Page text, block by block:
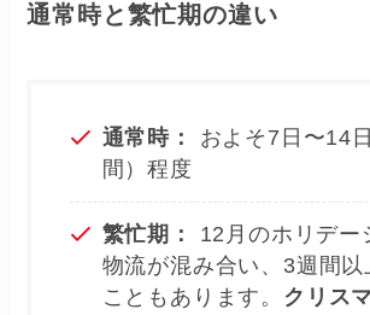
通常時と繁忙期の違い
通常時：
およそ7日〜14
間）程度
繁忙期：
12月のホリデー
物流が混み合い、3週間以
こともあります。 クリス